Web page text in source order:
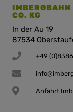
CO. KG
In der Au 19
87534
+49 (0)8386
Anfahrt